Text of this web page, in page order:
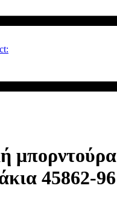
μπορντούρα
45862-96